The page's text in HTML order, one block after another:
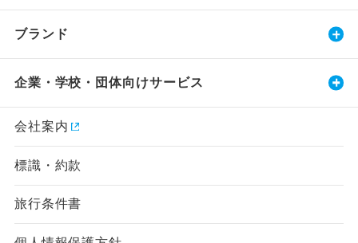
ブランド
企業・学校・団体向けサービス
会社案内
標識・約款
旅行条件書